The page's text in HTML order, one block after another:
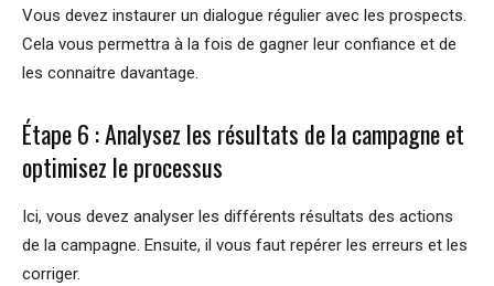
Vous devez instaurer un dialogue régulier avec les prospects.
Cela vous permettra à la fois de gagner leur confiance et de
les connaitre davantage.
Étape 6 : Analysez les résultats de la campagne et
optimisez le processus
Ici, vous devez analyser les différents résultats des actions
de la campagne. Ensuite, il vous faut repérer les erreurs et les
corriger.